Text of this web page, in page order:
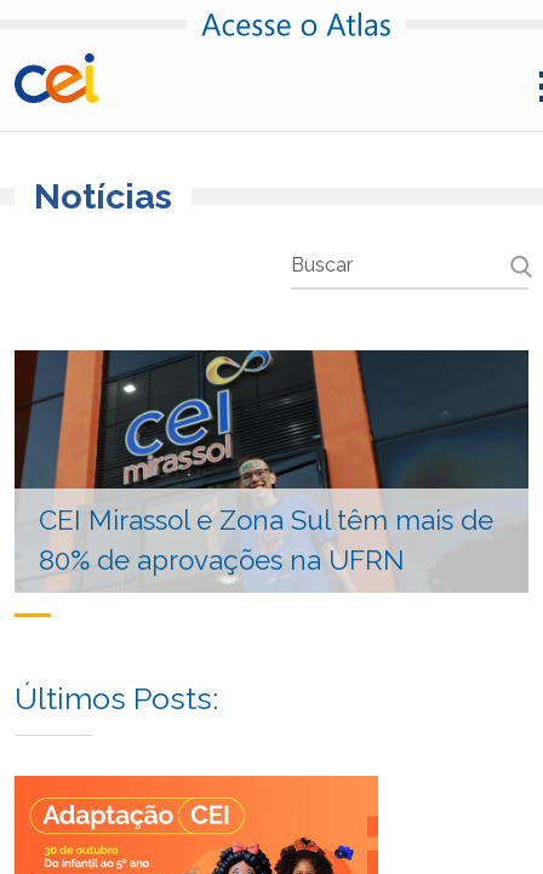
Pular para o conteúdo
Notícias
CEI Mirassol e Zona Sul têm mais de
80% de aprovações na UFRN
Últimos Posts: